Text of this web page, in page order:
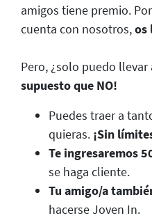
amigos tiene premio.
cuenta con nosotros,os
Pero, ¿solo puedo llevar
supuesto que NO!
Puedes traer a
quieras. ¡Sin
Te ingresaremos
se haga cliente.
Tu amigo/a
hacerse Joven In.